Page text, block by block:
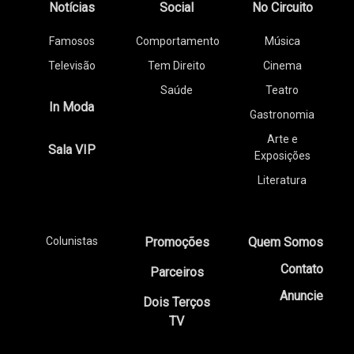
Notícias
Famosos
Televisão
In Moda
Sala VIP
Social
Comportamento
Tem Direito
Saúde
No Circuito
Música
Cinema
Teatro
Gastronomia
Arte e
Exposições
Literatura
Colunistas
Promoções
Parceiros
Dois Terços
TV
Quem Somos
Contato
Anuncie